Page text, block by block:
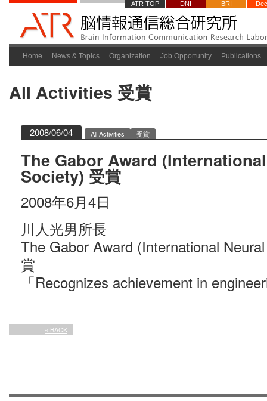
ATR TOP DNI BRI
Home News & Topics Organization Job Opportunity Publications
All Activities 受賞
2008/06/04 All Activities 受賞
The Gabor Award
Society) 受賞
2008年6月4日
川人光男所長
The Gabor Award (International
賞
「Recognizes achievement in
« BACK